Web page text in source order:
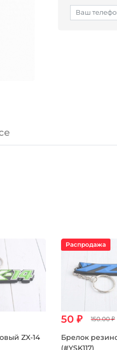
ZX-14
Распродажа
50 ₽ 150.00 ₽
Брелок
(#YSK117)